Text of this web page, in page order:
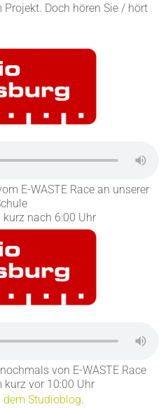
Doch hören Sie / hört
E-WASTE Race an unserer
nach 6:00 Uhr
von E-WASTE Race
kurz vor 10:00 Uhr
dem Studioblog.